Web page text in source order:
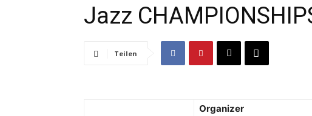
Jazz
Teilen
Organizer